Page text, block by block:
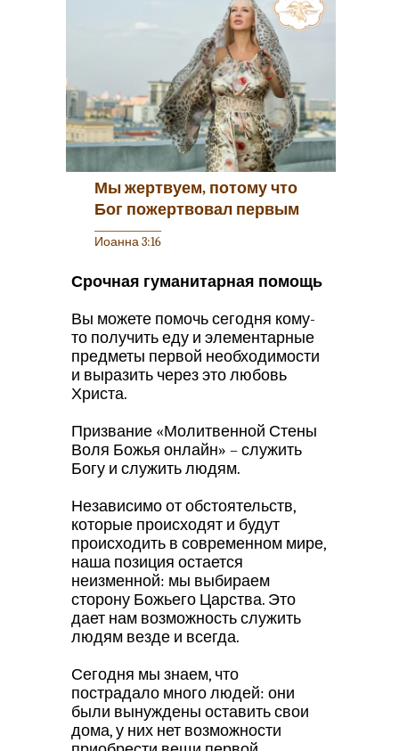
Мы жертвуем, потому что
Бог пожертвовал первым
Иоанна 3:16
Срочная гуманитарная помощь
Вы можете помочь сегодня кому-
то получить еду и элементарные
предметы первой необходимости
и выразить через это любовь
Христа.
Призвание «Молитвенной Стены
Воля Божья онлайн» – служить
Богу и служить людям.
Независимо от обстоятельств,
которые происходят и будут
происходить в современном мире,
наша позиция остается
неизменной: мы выбираем
сторону Божьего Царства. Это
дает нам возможность служить
людям везде и всегда.
Сегодня мы знаем, что
пострадало много людей: они
были вынуждены оставить свои
дома, у них нет возможности